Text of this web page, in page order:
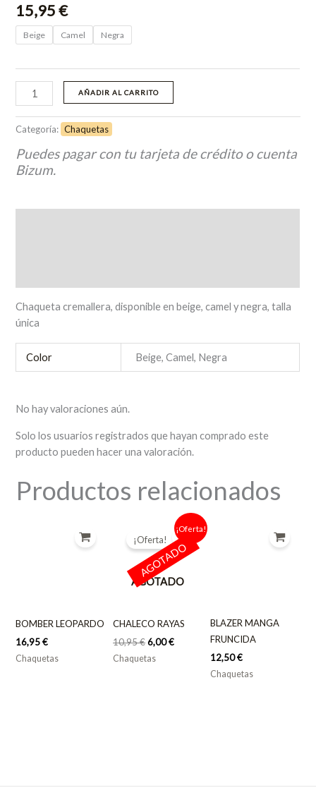
15,95€
Beige Camel Negra
AÑADIR AL CARRITO
Categoría: Chaquetas
Puedes pagar con tu tarjeta de crédito o cuenta
Bizum.
Chaqueta cremallera, disponible en beige, camel y negra, talla
única
Color Beige, Camel, Negra
No hay valoraciones aún.
Solo los usuarios registrados que hayan comprado este
producto pueden hacer una valoración.
Productos relacionados
BOMBER LEOPARDO
16,95€
Chaquetas
¡Oferta!
AGOTADO
¡Oferta!
CHALECO RAYAS
10,95€
precio
original
era:
10,95 €.
6,00€
El
precio
actual
es:
Chaquetas
AGOTADO
BLAZER MANGA
FRUNCIDA
12,50€
Chaquetas